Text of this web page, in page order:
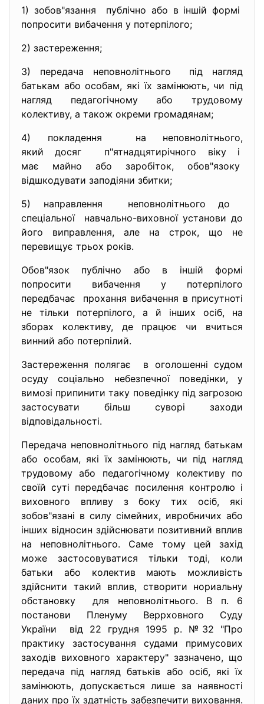
1) зобов"язання публічно або в іншій формі
попросити вибачення у потерпілого;
2) застереження;
3) передача неповнолітнього під нагляд
батькам або особам, які їх замінюють, чи під
нагляд педагогічному або трудовому
колективу, а також окреми громадянам;
4) покладення на неповнолітнього,
який досяг п"ятнадцятирічного віку і
має майно або заробіток, обов"язоку
відшкодувати заподіяни збитки;
5) направлення неповнолітнього до
спеціальної навчально-виховної установи до
його виправлення, але на строк, що не
перевищує трьох років.
Обов"язок публічно або в іншій формі
попросити вибачення у потерпілого
передбачає прохання вибачення в присутноті
не тільки потерпілого, а й інших осіб, на
зборах колективу, де працює чи вчиться
винний або потерпілий.
Застереження полягає в оголошенні судом
осуду соціально небезпечної поведінки, у
вимозі припинити таку поведінку під загрозою
застосувати більш суворі заходи
відповідальності.
Передача неповнолітнього під нагляд батькам
або особам, які їх замінюють, чи під нагляд
трудовому або педагогічному колективу по
своїй суті передбачає посилення контролю і
виховного впливу з боку тих осіб, які
зобов"язані в силу сімейних, ивробничих або
інших відносин здійснювати позитивний вплив
на неповнолітнього. Саме тому цей захід
може застосовуватися тільки тоді, коли
батьки або колектив мають можливість
здійснити такий вплив, створити нориальну
обстановку для неповнолітнього. В п. 6
постанови Пленуму Веррховного Суду
України від 22 грудня 1995 р. №32 "Про
практику застосування судами примусових
заходів виховного характеру" зазначено, що
передача під нагляд батьків або осіб, які їх
замінюють, допускається лише за наявності
даних про їх здатність забезпечити виховання.